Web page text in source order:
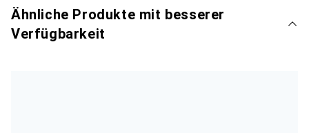
Ähnliche Produkte mit besserer
Verfügbarkeit